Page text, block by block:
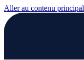
Aller au contenu principal